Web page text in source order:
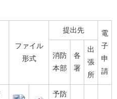
ファイル
形式
提出先
電
子
申
請
消防
本部
各
署
出
張
所
予防